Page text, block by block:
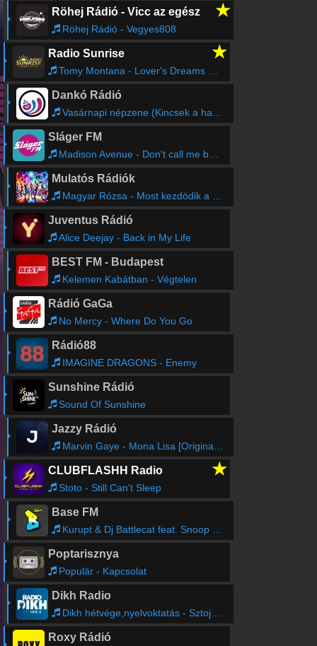
Röhej Rádió - Vicc az egész ★
Röhej Rádió - Vegyes808
Radio Sunrise ★
Tomy Montana - Lover's Dreams (Radio Edit)
Dankó Rádió
Vasárnapi népzene (Kincsek a hagyományban)
Sláger FM
Madison Avenue - Don't call me baby
Mulatós Rádiók
Magyar Rózsa - Most kezdödik a tánc , Túl a Tiszán , A szegedi csikós
Juventus Rádió
Alice Deejay - Back in My Life
BEST FM - Budapest
Kelemen Kabátban - Végtelen
Rádió GaGa
No Mercy - Where Do You Go
Rádió88
IMAGINE DRAGONS - Enemy
Sunshine Rádió
Sound Of Sunshine
Jazzy Rádió
Marvin Gaye - Mona Lisa [Original Mono LP Mix]
CLUBFLASHH Radio ★
Stoto - Still Can't Sleep
Base FM
Kurupt & Dj Battlecat feat. Snoop Dogg - Me N The Boyz
Poptarisznya
Populär - Kapcsolat
Dikh Radio
Dikh hétvége,nyelvoktatás - Sztojka Armandó
Roxy Rádió